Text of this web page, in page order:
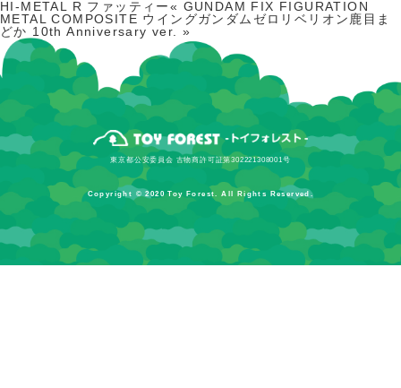
HI-METAL R ファッティー« GUNDAM FIX FIGURATION
METAL COMPOSITE ウイングガンダムゼロリベリオン 鹿目ま
どか 10th Anniversary ver.
»
東京都公安委員会 古物商許可証第302221308001号
Copyright © 2020 Toy Forest. All Rights Reserved.